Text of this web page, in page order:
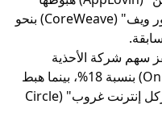
بنسبة 1.7%، بينما تراجعت أسهم "كور ويف" (CoreWeave) بنحو
سهم شركة الأحذية
السويسرية "أون هولدنغ" (On Holding) بنسبة 18%، بينما هبط
سهم شركة العملات المستقرة "سيركل إنترنت غروب" (Circle